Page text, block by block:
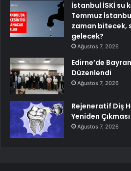
İstanbul İSKİ su
Temmuz
zaman bitecek,
gelecek?
Ağustos 7, 2026
Edirne’de
Düzenlendi
Ağustos 7, 2026
Rejeneratif Diş
Yeniden
Ağustos 7, 2026